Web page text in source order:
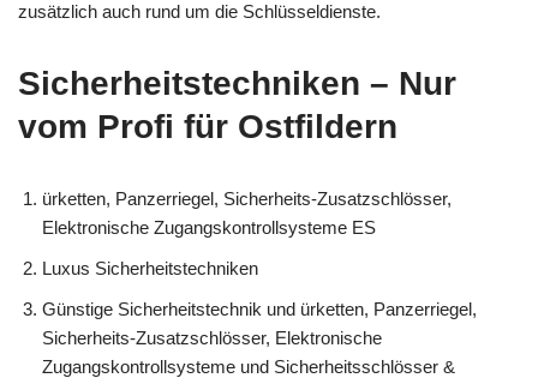
zusätzlich auch rund um die Schlüsseldienste.
Sicherheitstechniken – Nur
vom Profi für Ostfildern
ürketten, Panzerriegel, Sicherheits-Zusatzschlösser,
Elektronische Zugangskontrollsysteme ES
Luxus Sicherheitstechniken
Günstige Sicherheitstechnik und ürketten, Panzerriegel,
Sicherheits-Zusatzschlösser, Elektronische
Zugangskontrollsysteme und Sicherheitsschlösser &